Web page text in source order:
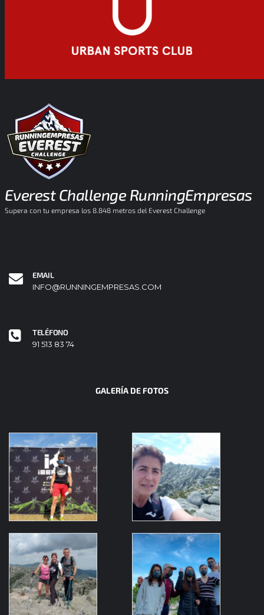
Everest Challenge RunningEmpresas
Supera con tu empresa los 8.848 metros del Everest Challenge
EMAIL
INFO@RUNNINGEMPRESAS.COM
TELÉFONO
91 513 83 74
GALERÍA DE FOTOS